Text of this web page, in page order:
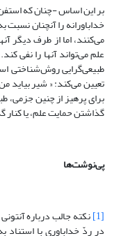
بر این اساس -چنان که
خداباورانه را آنچنان نسبت
می‌کنند، اما از طرف دیگر
علم می‌تواند آنها را نفی
‌طبیعی‌گرایی روش‌شناختی
برای پرهیز از چنین جزمی،
گذاشتن حمایت علم، یا
پی‌نوشت‌ها
[1] نکته جالب درباره